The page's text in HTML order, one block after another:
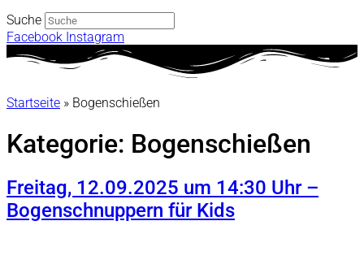
Suche
Facebook Instagram
Startseite » Bogenschießen
Kategorie: Bogenschießen
Freitag, 12.09.2025 um 14:30 Uhr –
Bogenschnuppern für Kids